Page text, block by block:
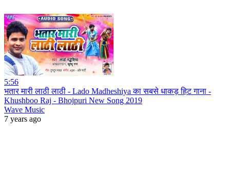
5:56
भतार मारी लाठी लाठी - Lado Madheshiya का सबसे धाकड़ हिट गाना -
Khushboo Raj - Bhojpuri New Song 2019
Wave Music
7 years ago